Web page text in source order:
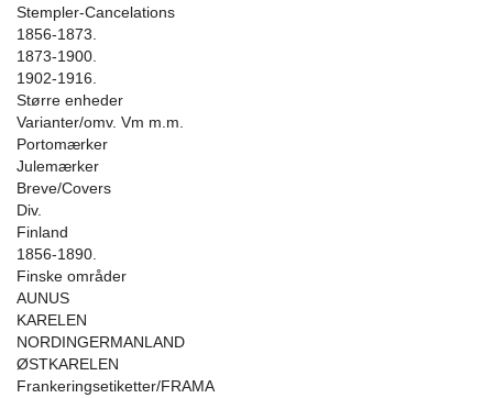
Stempler-Cancelations
1856-1873.
1873-1900.
1902-1916.
Større enheder
Varianter/omv. Vm m.m.
Portomærker
Julemærker
Breve/Covers
Div.
Finland
1856-1890.
Finske områder
AUNUS
KARELEN
NORDINGERMANLAND
ØSTKARELEN
Frankeringsetiketter/FRAMA